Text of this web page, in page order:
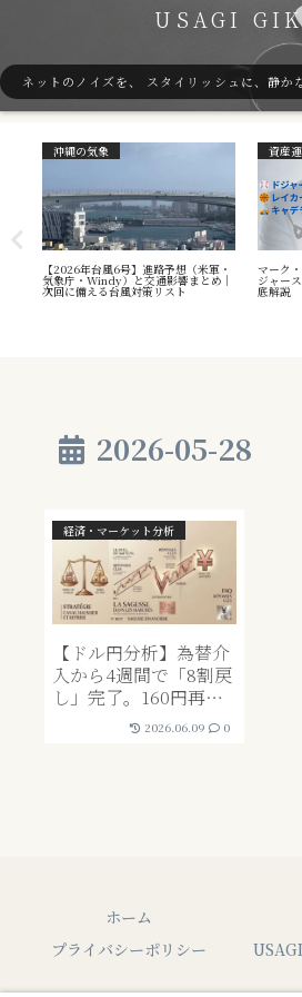
USAGI
ネットのノイズを、 スタイリッシュに、静か
沖縄の気象
【2026年台風6号】進路予想（米軍・
気象庁・Windy）と交通影響まとめ｜
次回に備える台風対策リスト
資産
マーク
ジャー
底解説
2026-05-28
経済・マーケット分析
【ドル円分析】為替介
入から4週間で「8割戻
し」完了。160円再突
破のシナリオとテクニ
カルの真実
2026.06.09 0
ホーム
プライバシーポリシー